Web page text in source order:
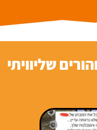
שליוויתי